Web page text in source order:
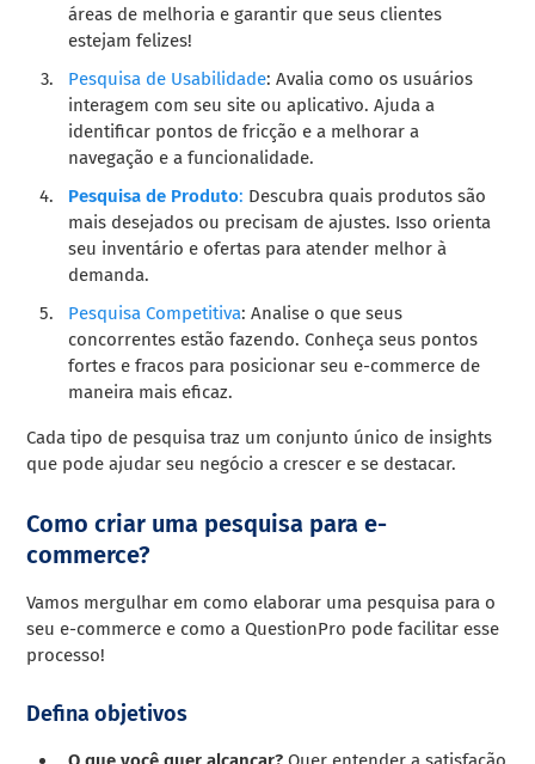
áreas de melhoria e garantir que seus clientes
estejam felizes!
Pesquisa de Usabilidade: Avalia como os usuários
interagem com seu site ou aplicativo. Ajuda a
identificar pontos de fricção e a melhorar a
navegação e a funcionalidade.
Pesquisa de Produto: Descubra quais produtos são
mais desejados ou precisam de ajustes. Isso orienta
seu inventário e ofertas para atender melhor à
demanda.
Pesquisa Competitiva: Analise o que seus
concorrentes estão fazendo. Conheça seus pontos
fortes e fracos para posicionar seu e-commerce de
maneira mais eficaz.
Cada tipo de pesquisa traz um conjunto único de insights
que pode ajudar seu negócio a crescer e se destacar.
Como criar uma pesquisa para e-
commerce?
Vamos mergulhar em como elaborar uma pesquisa para o
seu e-commerce e como a QuestionPro pode facilitar esse
processo!
Defina objetivos